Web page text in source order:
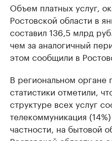
Объем платных услуг,
Ростовской области в
составил 136,5 млрд
чем за аналогичный
этом сообщили в
В региональном органе
статистики отметили,
структуре всех услуг
телекоммуникация
частности, на бытовой